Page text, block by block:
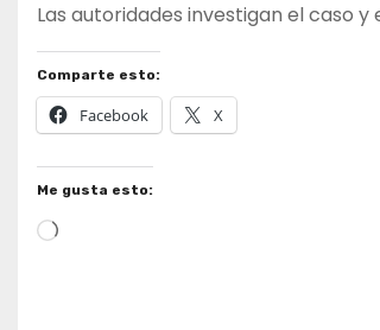
Las autoridades investigan el caso
Comparte esto:
Facebook X
Me gusta esto:
Cargando...